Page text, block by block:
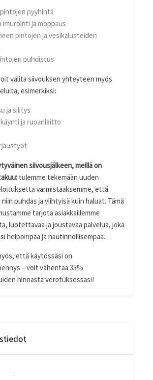
pyyhintä
ja moppaus
pintojen ja vesikalusteiden
puhdistus
valita siivouksen yhteyteen myös
esimerkiksi:
ja silitys
ja ruoanlaitto
siivousjälkeen, meillä on
tulemme tekemään uuden
varmistaaksemme, että
puhdas ja viihtyisä kuin haluat. Tämä
tarjota asiakkaillemme
luotettavaa ja joustavaa palvelua, joka
helpompaa ja nautinnollisempaa.
että käytössäsi on
– voit vähentää 35%
hinnasta verotuksessasi!